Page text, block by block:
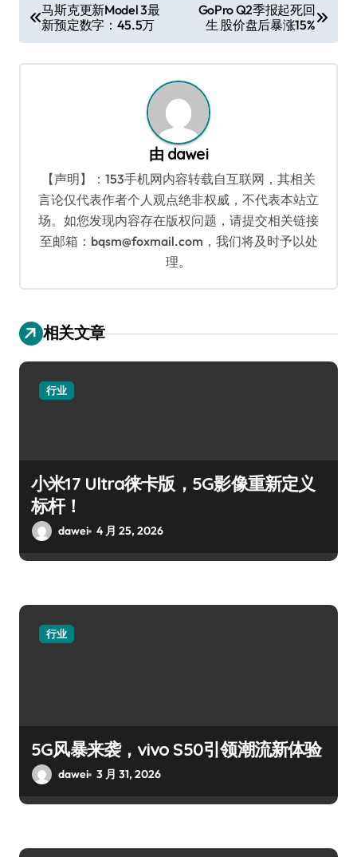
章
导
马斯克更新Model 3最
新预定数字：45.5万
GoPro Q2季报起死回
生 股价盘后暴涨15%
由 dawei
【声明】：153手机网内容转载自互联网，其相关
言论仅代表作者个人观点绝非权威，不代表本站立
场。如您发现内容存在版权问题，请提交相关链接
至邮箱：bqsm@foxmail.com，我们将及时予以处
理。
相关文章
行业
小米17 Ultra徕卡版，5G影像重新定义
标杆！
dawei 4 月 25, 2026
行业
5G风暴来袭，vivo S50引领潮流新体验
dawei 3 月 31, 2026